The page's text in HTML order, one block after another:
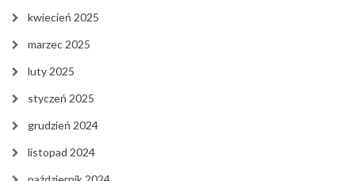
kwiecień 2025
marzec 2025
luty 2025
styczeń 2025
grudzień 2024
listopad 2024